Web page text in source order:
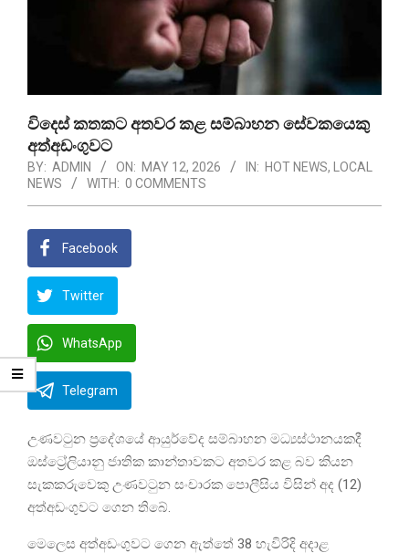
විදෙස් කතකට අතවර කළ සම්බාහන සේවකයෙකු
අත්අඩංගුවට
BY: ADMIN ON: MAY 12, 2026 IN: HOT NEWS,
LOCAL
NEWS
WITH: 0 COMMENTS
Facebook
Twitter
WhatsApp
Telegram
උණවටුන ප්‍රදේශයේ ආයුර්වේද සම්බාහන මධ්‍යස්ථානයකදී
ඔස්ට්‍රේලියානු ජාතික කාන්තාවකට අතවර කළ බව කියන
සැකකරුවෙකු උණවටුන සංචාරක පොලීසිය විසින් අද (12)
අත්අඩංගුවට ගෙන තිබේ.
මෙලෙස අත්අඩංගුවට ගෙන ඇත්තේ 38 හැවිරිදි අදාළ